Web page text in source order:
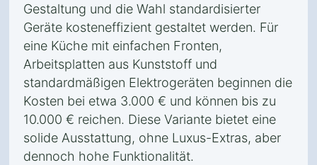
Gestaltung und die Wahl standardisierter
Geräte kosteneffizient gestaltet werden. Für
eine Küche mit einfachen Fronten,
Arbeitsplatten aus Kunststoff und
standardmäßigen Elektrogeräten beginnen die
Kosten bei etwa 3.000 € und können bis zu
10.000 € reichen. Diese Variante bietet eine
solide Ausstattung, ohne Luxus-Extras, aber
dennoch hohe Funktionalität.